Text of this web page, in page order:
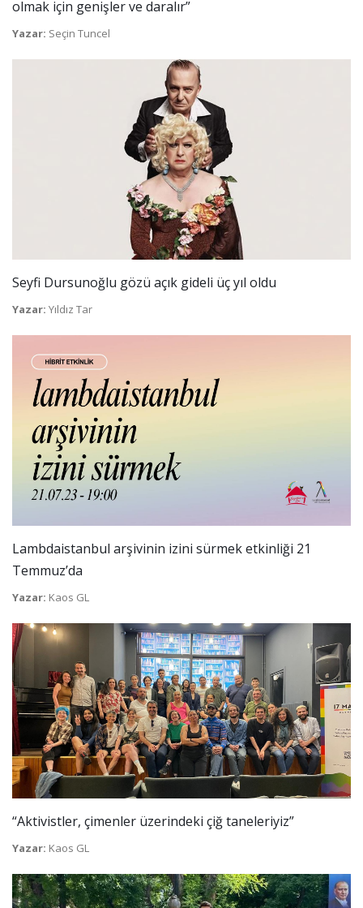
olmak için genişler ve daralır”
Yazar: Seçin Tuncel
Seyfi Dursunoğlu gözü açık gideli üç yıl oldu
Yazar: Yıldız Tar
Lambdaistanbul arşivinin izini sürmek etkinliği 21
Temmuz’da
Yazar: Kaos GL
“Aktivistler, çimenler üzerindeki çiğ taneleriyiz”
Yazar: Kaos GL